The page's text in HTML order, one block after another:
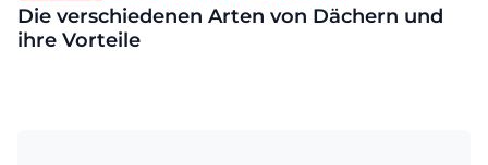
Die verschiedenen Arten von Dächern und
ihre Vorteile